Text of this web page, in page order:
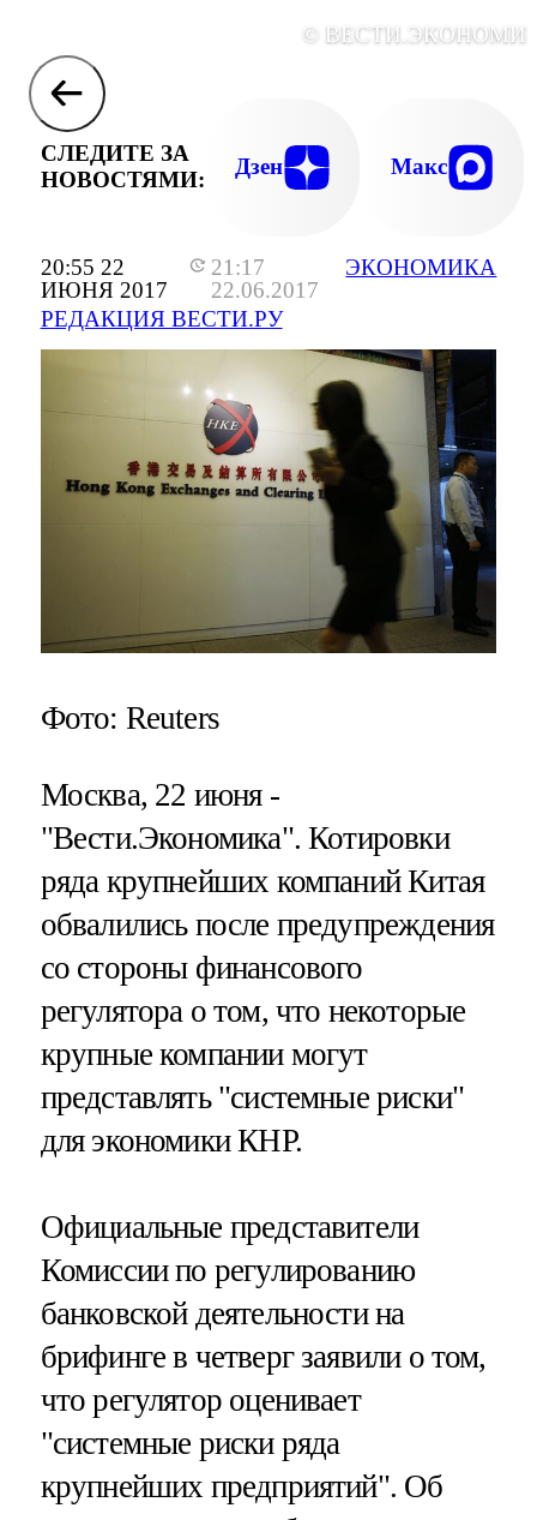
20:55 22
ИЮНЯ 2017
21:17
22.06.2017
РЕДАКЦИЯ ВЕСТИ.РУ
ЭКОНОМИКА
©
СЛЕДИТЕ ЗА
НОВОСТЯМИ:
Дзен Макс
Фото: Reuters
Москва, 22 июня -
"Вести.Экономика".Котировки
ряда крупнейших компаний Китая
обвалились после предупреждения
со стороны финансового
регулятора о том, что некоторые
крупные компании могут
представлять "системные риски"
для экономики КНР.
Официальные представители
Комиссии по регулированию
банковской деятельности на
брифинге в четверг заявили о том,
что регулятор оценивает
"системные риски ряда
крупнейших предприятий". Об